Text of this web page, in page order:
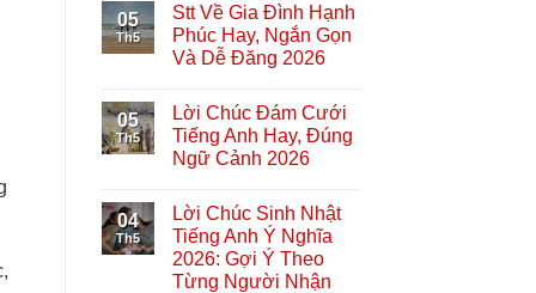
05
Th5
Stt Về Gia Đình Hạnh
Phúc Hay, Ngắn Gọn
Và Dễ Đăng 2026
05
Th5
Lời Chúc Đám Cưới
Tiếng Anh Hay, Đúng
Ngữ Cảnh 2026
04
Th5
Lời Chúc Sinh Nhật
Tiếng Anh Ý Nghĩa
2026: Gợi Ý Theo
Từng Người Nhận